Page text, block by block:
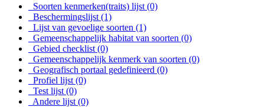
Soorten kenmerken(traits) lijst (0)
Beschermingslijst (1)
Lijst van gevoelige soorten (1)
Gemeenschappelijk habitat van soorten (0)
Gebied checklist (0)
Gemeenschappelijk kenmerk van soorten (0)
Geografisch portaal gedefinieerd (0)
Profiel lijst (0)
Test lijst (0)
Andere lijst (0)